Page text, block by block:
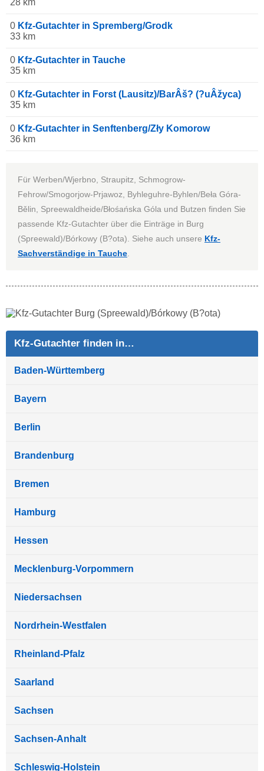
28 km
0 Kfz-Gutachter in Spremberg/Grodk
33 km
0 Kfz-Gutachter in Tauche
35 km
0 Kfz-Gutachter in Forst (Lausitz)/BarÂš? (?uÂžyca)
35 km
0 Kfz-Gutachter in Senftenberg/Zły Komorow
36 km
Für Werben/Wjerbno, Straupitz, Schmogrow-
Fehrow/Smogorjow-Prjawoz, Byhleguhre-Byhlen/Beła Góra-
Bělin, Spreewaldheide/Błośańska Góla und Butzen finden Sie
passende Kfz-Gutachter über die Einträge in Burg
(Spreewald)/Bórkowy (B?ota). Siehe auch unsere Kfz-
Sachverständige in Tauche.
Kfz-Gutachter finden in…
Baden-Württemberg
Bayern
Berlin
Brandenburg
Bremen
Hamburg
Hessen
Mecklenburg-Vorpommern
Niedersachsen
Nordrhein-Westfalen
Rheinland-Pfalz
Saarland
Sachsen
Sachsen-Anhalt
Schleswig-Holstein